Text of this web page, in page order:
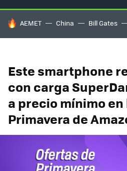
HOY SE HABLA DE
AEMET China Bill Gates
Este smartphone
con carga
a precio mínimo
Primavera de